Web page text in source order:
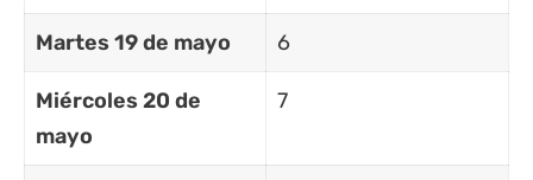
Martes 19 de mayo 6
Miércoles 20 de
mayo
7